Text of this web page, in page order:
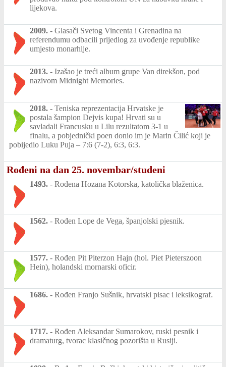
lijekova.
2009. - Glasači Svetog Vincenta i Grenadina na
referendumu odbacili prijedlog za uvođenje republike
umjesto monarhije.
2013. - Izašao je treći album grupe Van direkšon, pod
nazivom Midnight Memories.
2018. - Teniska reprezentacija Hrvatske je
postala šampion Dejvis kupa! Hrvati su u
savladali Francusku u Lilu rezultatom 3-1 u
finalu, a pobjednički poen donio im je Marin Čilić koji je
pobijedio Luku Puja – 7:6 (7-2), 6:3, 6:3.
Rođeni na dan 25. novembar/studeni
1493. - Rođena Hozana Kotorska, katolička blaženica.
1562. - Rođen Lope de Vega, španjolski pjesnik.
1577. - Rođen Pit Piterzon Hajn (hol. Piet Pieterszoon
Hein), holandski mornarski oficir.
1686. - Rođen Franjo Sušnik, hrvatski pisac i leksikograf.
1717. - Rođen Aleksandar Sumarokov, ruski pesnik i
dramaturg, tvorac klasičnog pozorišta u Rusiji.